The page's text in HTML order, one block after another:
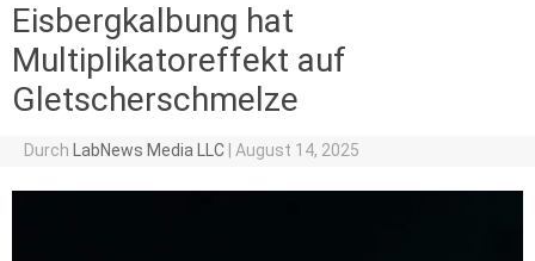
Eisbergkalbung hat
Multiplikatoreffekt auf
Gletscherschmelze
Durch LabNews Media LLC August 14, 2025